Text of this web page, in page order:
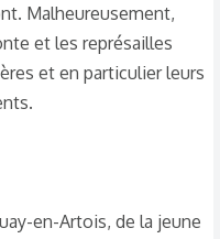
Malheureusement,
et les représailles
et en particulier leurs
en-Artois, de la jeune